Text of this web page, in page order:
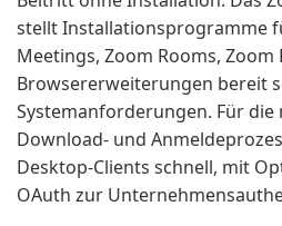
stellt Installationsprogramme
Meetings, Zoom Rooms, Zoom
Browsererweiterungen bereit
Systemanforderungen. Für
Download- und
Desktop-Clients schnell, mit
OAuth zur